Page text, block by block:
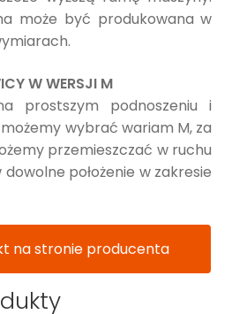
może być produkowana w
W WERSJI M
prostszym podnoszeniu i
wybrać wariam M, za
przemieszczać w ruchu
położenie w zakresie
na stronie producenta